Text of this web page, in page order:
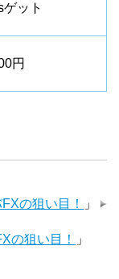
ゲット
円
の狙い目！ 」
の狙い目！ 」